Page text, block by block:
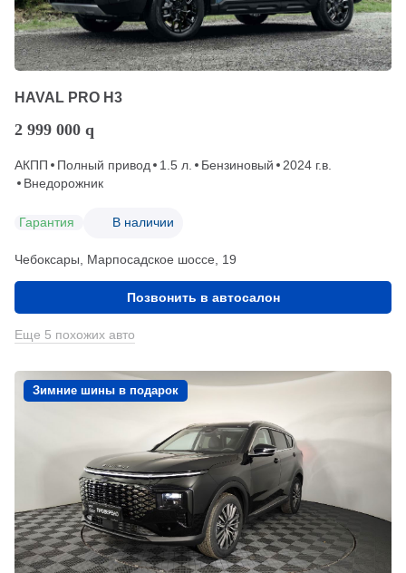
HAVAL PRO H3
2 999 000 q
АКПП Полный привод 1.5 л. Бензиновый
2024 г.в.
Внедорожник
Гарантия В наличии
Чебоксары, Марпосадское шоссе, 19
Позвонить в автосалон
Еще 5 похожих авто
Зимние шины в подарок